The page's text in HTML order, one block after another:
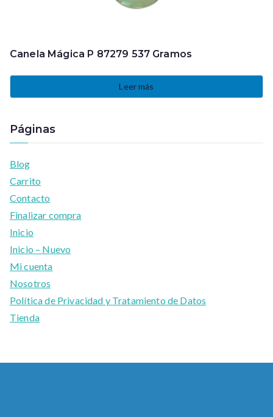
Canela Mágica P 87279 537 Gramos
Leer más
Páginas
Blog
Carrito
Contacto
Finalizar compra
Inicio
Inicio – Nuevo
Mi cuenta
Nosotros
Política de Privacidad y Tratamiento de Datos
Tienda